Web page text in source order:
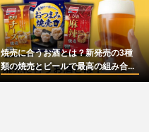
焼売に合うお酒とは？新発売の3種
類の焼売とビールで最高の組み合...